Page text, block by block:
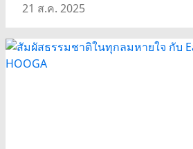
21 ส.ค. 2025